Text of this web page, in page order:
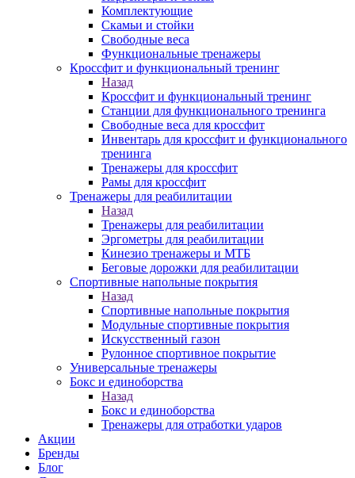
Комплектующие
Скамьи и стойки
Свободные веса
Функциональные тренажеры
Кроссфит и функциональный тренинг
Назад
Кроссфит и функциональный тренинг
Станции для функционального тренинга
Свободные веса для кроссфит
Инвентарь для кроссфит и функционального
тренинга
Тренажеры для кроссфит
Рамы для кроссфит
Тренажеры для реабилитации
Назад
Тренажеры для реабилитации
Эргометры для реабилитации
Кинезио тренажеры и МТБ
Беговые дорожки для реабилитации
Спортивные напольные покрытия
Назад
Спортивные напольные покрытия
Модульные спортивные покрытия
Искусственный газон
Рулонное спортивное покрытие
Универсальные тренажеры
Бокс и единоборства
Назад
Бокс и единоборства
Тренажеры для отработки ударов
Акции
Бренды
Блог